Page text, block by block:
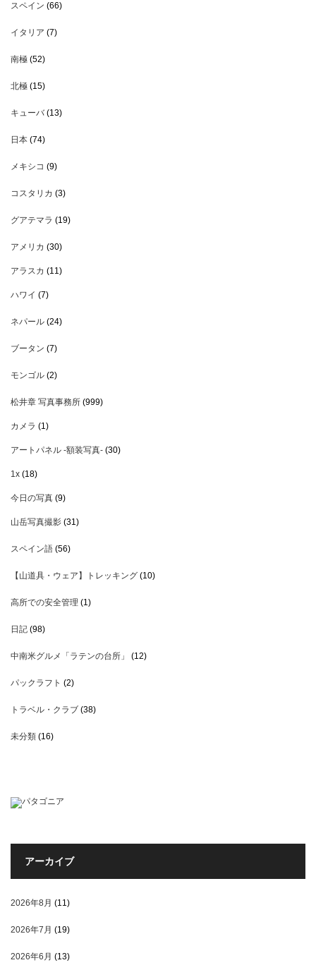
スペイン (66)
イタリア (7)
南極 (52)
北極 (15)
キューバ(13)
日本 (74)
メキシコ (9)
コスタリカ (3)
グアテマラ (19)
アメリカ (30)
アラスカ (11)
ハワイ (7)
ネパール (24)
ブータン (7)
モンゴル (2)
松井章 写真事務所 (999)
カメラ (1)
アートパネル -額装写真- (30)
1x (18)
今日の写真 (9)
山岳写真撮影 (31)
スペイン語 (56)
【山道具・ウェア】トレッキング (10)
高所での安全管理 (1)
日記 (98)
中南米グルメ「ラテンの台所」 (12)
パックラフト (2)
トラベル・クラブ (38)
未分類 (16)
アーカイブ
2026年8月 (11)
2026年7月 (19)
2026年6月 (13)